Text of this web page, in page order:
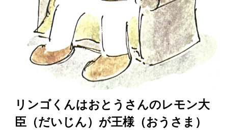
リンゴくんはおとうさんのレモン大
臣（だいじん）が王様（おうさま）